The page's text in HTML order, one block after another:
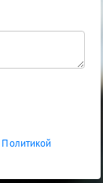
Политикой